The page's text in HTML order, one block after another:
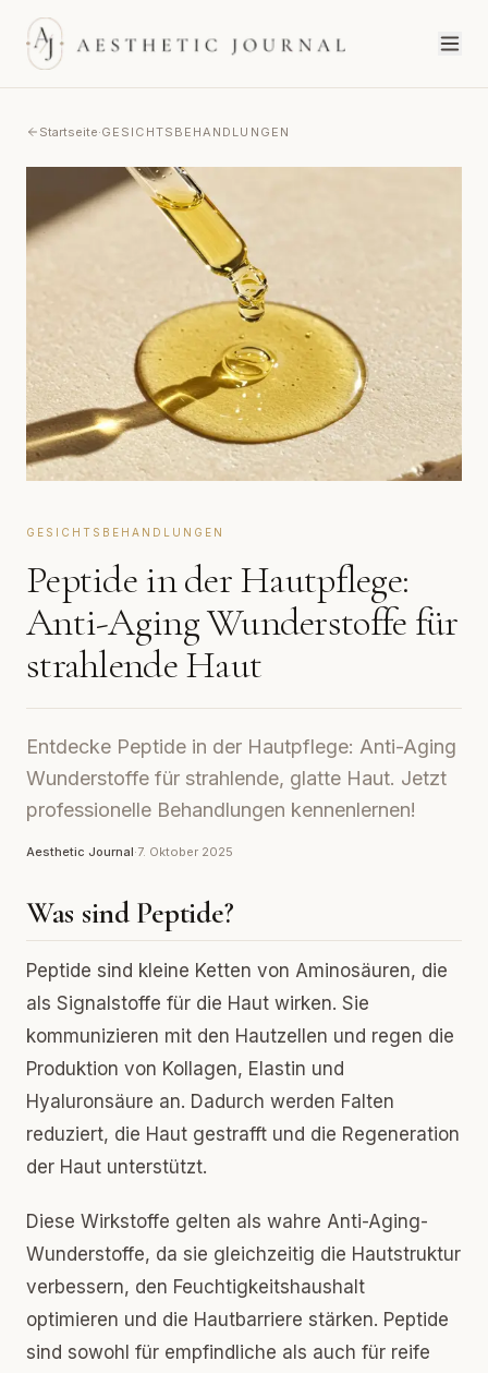
Startseite·GESICHTSBEHANDLUNGEN
GESICHTSBEHANDLUNGEN
Peptide in der Hautpflege:
Anti-Aging Wunderstoffe für
strahlende Haut
Entdecke Peptide in der Hautpflege: Anti-Aging
Wunderstoffe für strahlende, glatte Haut. Jetzt
professionelle Behandlungen kennenlernen!
Aesthetic Journal·7. Oktober 2025
Was sind Peptide?
Peptide sind kleine Ketten von Aminosäuren, die
als Signalstoffe für die Haut wirken. Sie
kommunizieren mit den Hautzellen und regen die
Produktion von Kollagen, Elastin und
Hyaluronsäure an. Dadurch werden Falten
reduziert, die Haut gestrafft und die Regeneration
der Haut unterstützt.
Diese Wirkstoffe gelten als wahre Anti-Aging-
Wunderstoffe, da sie gleichzeitig die Hautstruktur
verbessern, den Feuchtigkeitshaushalt
optimieren und die Hautbarriere stärken. Peptide
sind sowohl für empfindliche als auch für reife